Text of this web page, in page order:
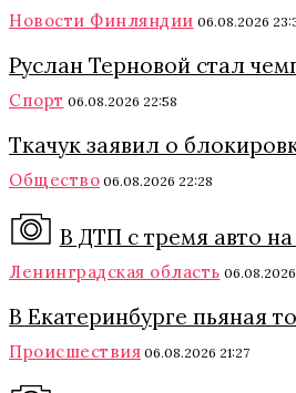
Новости Финляндии 06.08.2026
Руслан Терновой стал
Спорт 06.08.2026 22:58
Ткачук заявил о
Общество 06.08.2026 22:28
В ДТП с тремя авто
Ленинградская область 06.08.2026
В Екатеринбурге пьяная
Происшествия 06.08.2026 21:27